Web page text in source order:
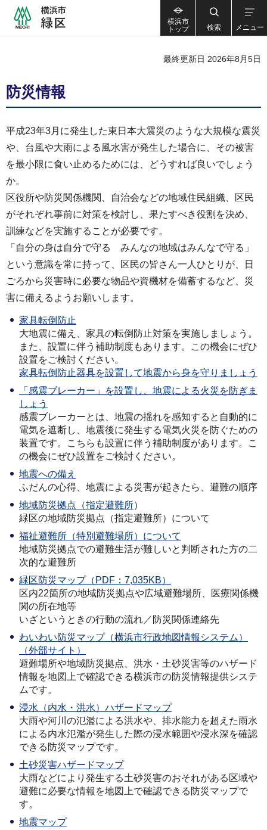
横浜市
トップ
検索 メニュー
最終更新日 2026年8月5日
防災情報
平成23年3月に発生した東日本大震災のような大規模な震災
や、台風や大雨による風水害が発生した場合に、その被害
を最小限に食い止めるためには、どうすれば良いでしょう
か。
区役所や防災関係機関、自治会などの地域住民組織、区民
がそれぞれ事前に対策を検討し、果たすべき役割を決め、
訓練などを実施することが必要です。
「自分の身は自分で守る みんなの地域はみんなで守る」
という意識を常に持って、区民の皆さん一人ひとりが、日
ごろから災害時に必要な物品や資機材を備蓄するなど、災
害に備えるようお願いします。
家具転倒防止
大地震に備え、家具の転倒防止対策を実施しましょう。
また、設置に伴う補助制度もあります。この機会にぜひ
設置をご検討ください。
家具転倒防止器具を設置して地震から身を守りましょう
「感震ブレーカー」を設置し、地震による火災を防ぎま
しょう
感震ブレーカーとは、地震の揺れを感知すると自動的に
電気を遮断し、地震後に発生する電気火災を防ぐための
装置です。こちらも設置に伴う補助制度があります。こ
の機会にぜひ設置をご検討ください。
地震への備え
ふだんの心得、地震による災害が起きたら、避難の順序
地域防災拠点（指定避難所）
緑区の地域防災拠点（指定避難所）について
福祉避難所（特別避難場所）について
地域防災拠点での避難生活が難しいと判断された方の二
次的な避難所
緑区防災マップ（PDF：7,035KB）
区内22箇所の地域防災拠点や広域避難場所、医療関係機
関の所在地等
いざというときの行動の流れ／防災関係連絡先
わいわい防災マップ（横浜市行政地図情報システム）
（外部サイト）
避難場所や地域防災拠点、洪水・土砂災害等のハザード
情報を地図上で確認できる横浜市の防災情報提供システ
ムです。
浸水（内水・洪水）ハザードマップ
大雨や河川の氾濫による洪水や、排水能力を超えた雨水
による内水氾濫が発生した際の浸水範囲や浸水深を確認
できる防災マップです。
土砂災害ハザードマップ
大雨などにより発生する土砂災害のおそれがある区域や
避難に必要な情報を地図上で確認できる防災マップで
す。
地震マップ